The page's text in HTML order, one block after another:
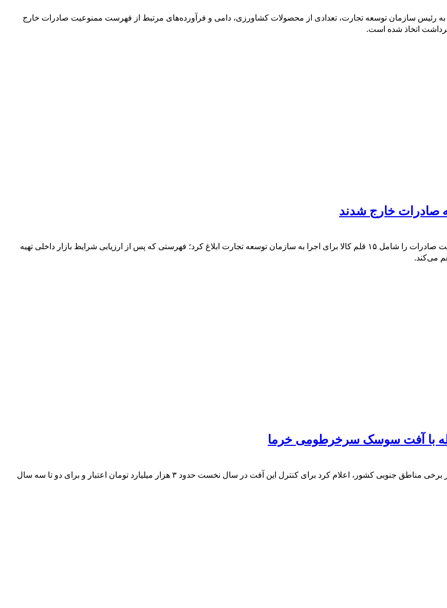
رئیس سازمان توسعه تجارت، تعدادی از محصولات کشاورزی، دامی و فرآورده‌های مرتبط از فهرست ممنوعیت صادرات خارج
اتخاذ شده است.
وزارت جهاد کشاورزی چهاردهمین فهرست محصولات مستثنی از ممنوعیت صادرات را شامل ۱۵ قلم کالا برای اجرا به سازمان توسعه تجارت ابلاغ کرد؛ فهرستی که پس از ارزیابی شرایط بازار داخلی تهیه
می‌کند.
رئیس انجمن خرما با هشدار درباره گسترش آفت سوسک سرخرطومی در برخی مناطق جنوبی کشور، اعلام کرد برای کنترل این آفت در سال نخست حدود ۳ هزار میلیارد تومان اعتبار و برای دو تا سه سال